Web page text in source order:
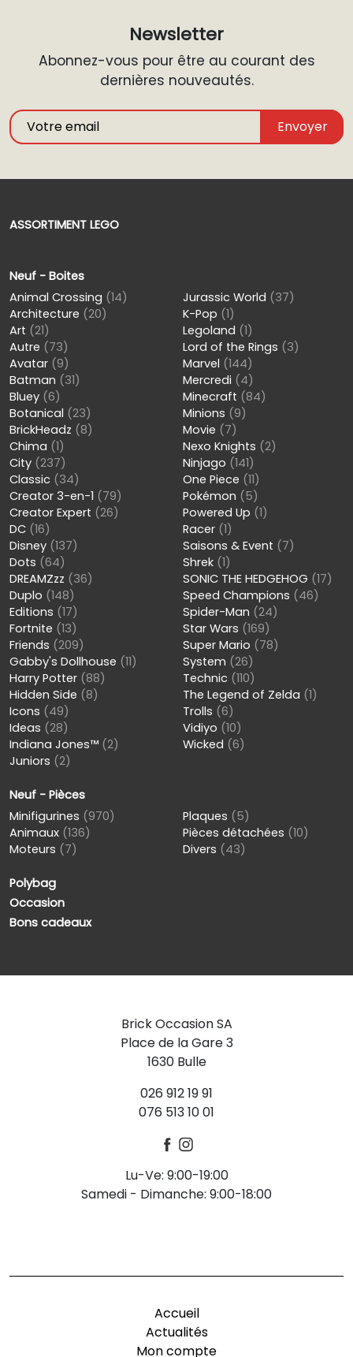
Newsletter
Abonnez-vous pour être au courant des
dernières nouveautés.
Envoyer
ASSORTIMENT LEGO
Neuf - Boites
Animal Crossing (14)
Architecture (20)
Art (21)
Autre (73)
Avatar (9)
Batman (31)
Bluey (6)
Botanical (23)
BrickHeadz (8)
Chima (1)
City (237)
Classic (34)
Creator 3-en-1 (79)
Creator Expert (26)
DC (16)
Disney (137)
Dots (64)
DREAMZzz (36)
Duplo (148)
Editions (17)
Fortnite (13)
Friends (209)
Gabby's Dollhouse (11)
Harry Potter (88)
Hidden Side (8)
Icons (49)
Ideas (28)
Indiana Jones™ (2)
Juniors (2)
Jurassic World (37)
K-Pop (1)
Legoland (1)
Lord of the Rings (3)
Marvel (144)
Mercredi (4)
Minecraft (84)
Minions (9)
Movie (7)
Nexo Knights (2)
Ninjago (141)
One Piece (11)
Pokémon (5)
Powered Up (1)
Racer (1)
Saisons & Event (7)
Shrek (1)
SONIC THE HEDGEHOG (17)
Speed Champions (46)
Spider-Man (24)
Star Wars (169)
Super Mario (78)
System (26)
Technic (110)
The Legend of Zelda (1)
Trolls (6)
Vidiyo (10)
Wicked (6)
Neuf - Pièces
Minifigurines (970)
Animaux (136)
Moteurs (7)
Plaques (5)
Pièces détachées (10)
Divers (43)
Polybag
Occasion
Bons cadeaux
Brick Occasion SA
Place de la Gare 3
1630 Bulle
026 912 19 91
076 513 10 01
Lu-Ve: 9:00-19:00
Samedi - Dimanche: 9:00-18:00
Accueil
Actualités
Mon compte